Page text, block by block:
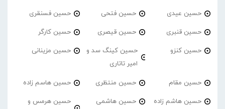
حسین عیدی حسین فتحی حسین فسنقری
حسین قنبری حسین قیصری حسین کارگر
حسین کنزو
حسین کینگ سد و
امیر تاتاری
حسین مزینانی
حسین مقام حسین منتظری حسین هاسم زاده
حسین هاشم زاده حسین هاشمی
حسین هرمس و